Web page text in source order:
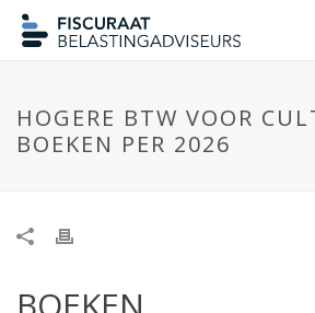
HOGERE BTW VOOR
BOEKEN PER 2026